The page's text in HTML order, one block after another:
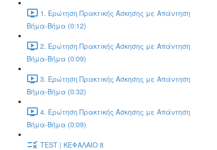
1. Ερώτηση Πρακτικής Άσκησης με Απάντηση
Βήμα-Βήμα (0:12)
2. Ερώτηση Πρακτικής Άσκησης με Απάντηση
Βήμα-Βήμα (0:09)
3. Ερώτηση Πρακτικής Άσκησης με Απάντηση
Βήμα-Βήμα (0:32)
4. Ερώτηση Πρακτικής Άσκησης με Απάντηση
Βήμα-Βήμα (0:09)
TEST | ΚΕΦΑΛΑΙΟ 8